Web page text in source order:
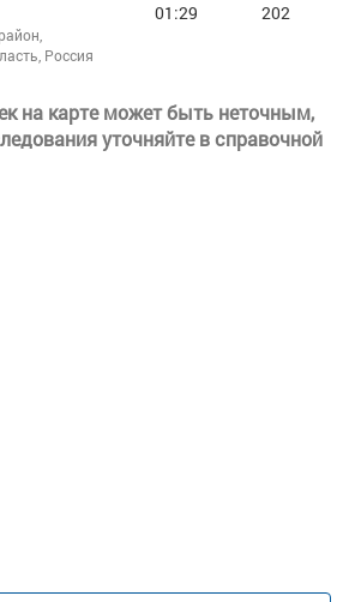
Россия
01:29 202
на карте может быть неточным,
уточняйте в справочной